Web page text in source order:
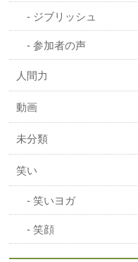
ジブリッシュ
参加者の声
人間力
動画
未分類
笑い
笑いヨガ
笑顔